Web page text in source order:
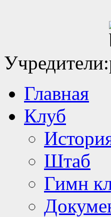
Учредители:
Главная
Клуб
Штаб
Гимн